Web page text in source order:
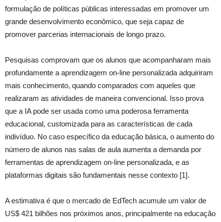
formulação de políticas públicas interessadas em promover um
grande desenvolvimento econômico, que seja capaz de
promover parcerias internacionais de longo prazo.
Pesquisas comprovam que os alunos que acompanharam mais
profundamente a aprendizagem on-line personalizada adquiriram
mais conhecimento, quando comparados com aqueles que
realizaram as atividades de maneira convencional. Isso prova
que a IA pode ser usada como uma poderosa ferramenta
educacional, customizada para as características de cada
indivíduo. No caso específico da educação básica, o aumento do
número de alunos nas salas de aula aumenta a demanda por
ferramentas de aprendizagem on-line personalizada, e as
plataformas digitais são fundamentais nesse contexto [1].
A estimativa é que o mercado de EdTech acumule um valor de
US$ 421 bilhões nos próximos anos, principalmente na educação